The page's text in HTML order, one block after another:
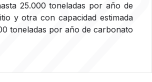
25.000 toneladas por año de
y otra con capacidad estimada
toneladas por año de carbonato